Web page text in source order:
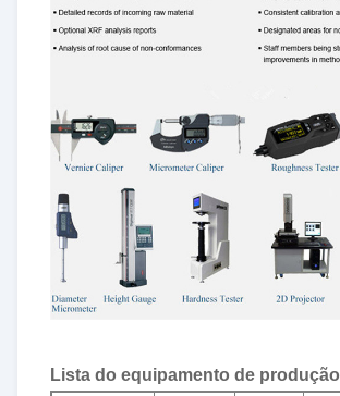
Lista do equipamento de produção